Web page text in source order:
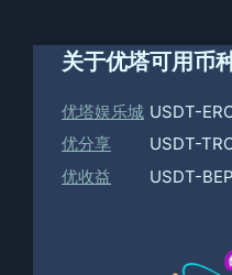
关于优塔
优塔娱乐城
优分享
优收益
可用币
USDT-
USDT-
USDT-